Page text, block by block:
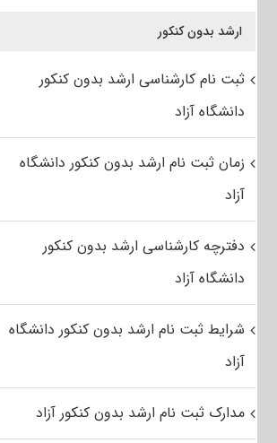
ارشد بدون کنکور
ثبت نام کارشناسی ارشد بدون کنکور
دانشگاه آزاد
زمان ثبت نام ارشد بدون کنکور دانشگاه
آزاد
دفترچه کارشناسی ارشد بدون کنکور
دانشگاه آزاد
شرایط ثبت نام ارشد بدون کنکور دانشگاه
آزاد
مدارک ثبت نام ارشد بدون کنکور آزاد